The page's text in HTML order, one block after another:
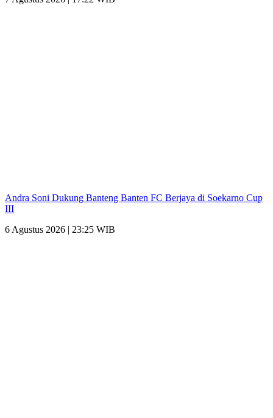
Andra Soni Dukung Banteng Banten FC Berjaya di Soekarno Cup
III
6 Agustus 2026 | 23:25 WIB